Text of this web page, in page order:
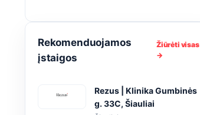
Rekomenduojamos
įstaigos
Žiūrėti visas
→
Rezus | Klinika Gumbinės
g. 33C, Šiauliai